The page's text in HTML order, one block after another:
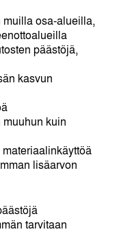
osa-alueilla,
päästöjä,
kasvun
kuin
lisäarvon
tarvitaan